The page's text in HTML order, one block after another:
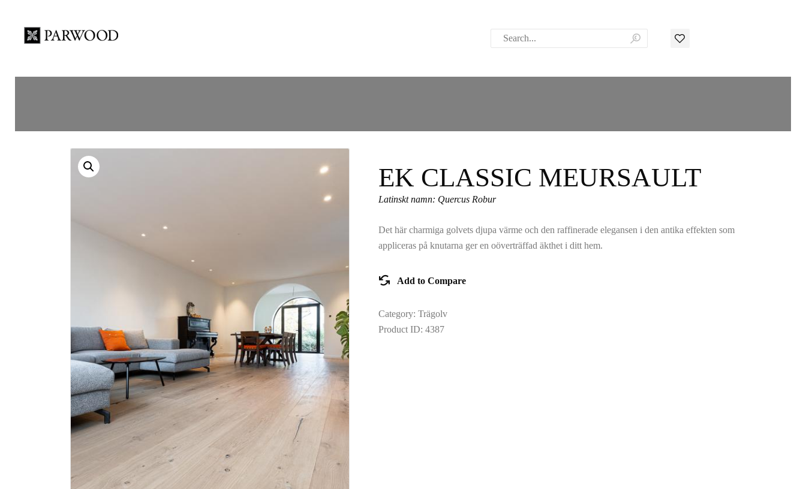
WOOD FLOORING
ACOUSTIC PANELS
OUTDOOR DECKING
TOOLS AND
ACCESSORIES
EK CLASSIC MEURSAULT
Latinskt namn: Quercus Robur
Det här charmiga golvets djupa värme och den raffinerade elegansen i den antika effekten som
appliceras på knutarna ger en oöverträffad äkthet i ditt hem.
Add to Compare
Category:Trägolv
Product ID:4387